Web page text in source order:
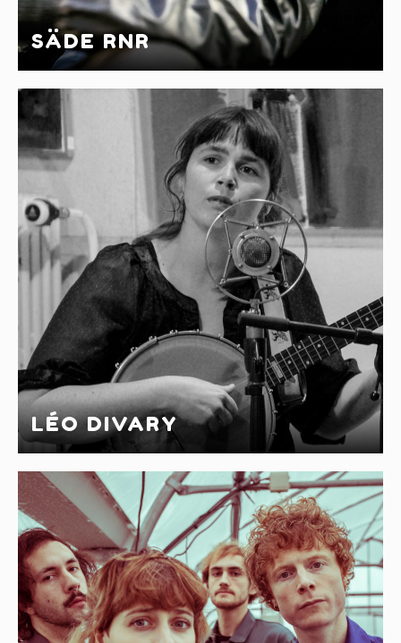
SÄDE RNR
LÉO DIVARY